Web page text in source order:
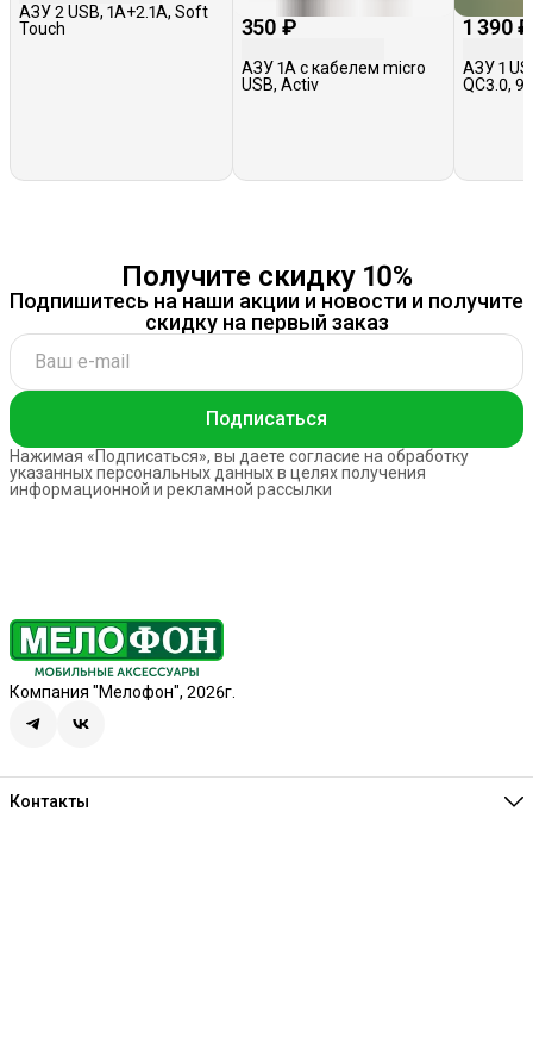
АЗУ 2 USB, 1A+2.1A, Soft
Touch
350 ₽
АЗУ 1A с кабелем micro
USB, Activ
1 390 ₽
АЗУ 1
QC3.0,
Получите скидку 10%
Подпишитесь на наши акции и новости и получите
скидку на первый заказ
Подписаться
Нажимая «Подписаться», вы даете согласие на обработку
указанных персональных данных в целях получения
информационной и рекламной рассылки
Компания "Мелофон", 2026г.
Контакты